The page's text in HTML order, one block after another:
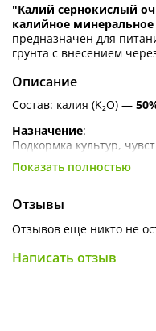
"Калий сернокислый
калийное
предназначен для
грунта с внесением
Описание
Состав: калия (K₂O) —
Назначение:
Подкормка культур,
виноград, картофель,
морозам и болезням);
Улучшение качества
плодов, улучшает
Использование на любых
Показать полностью
Отзывы
Отзывов еще никто не
Написать отзыв